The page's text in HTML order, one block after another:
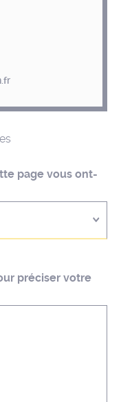
page vous ont-
préciser votre